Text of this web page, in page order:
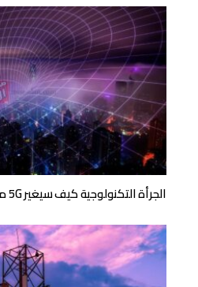
الجرأة التكنولوجية كيف سيغير 5G مستقبل الاتصالات في مصر